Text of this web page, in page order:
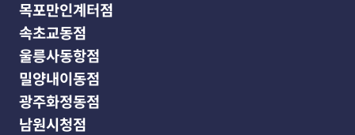
목포만인계터점
속초교동점
울릉사동항점
밀양내이동점
광주화정동점
남원시청점